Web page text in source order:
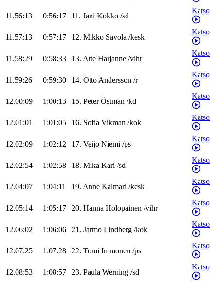
11.56:13 0:56:17 11. Jani Kokko /sd
Katso
11.57:13 0:57:17 12. Mikko Savola /kesk
Katso
11.58:29 0:58:33 13. Atte Harjanne /vihr
Katso
11.59:26 0:59:30 14. OttoAndersson /r
Katso
12.00:09 1:00:13 15. Peter Östman /kd
Katso
12.01:01 1:01:05 16. Sofia Vikman /kok
Katso
12.02:09 1:02:12 17. Veijo Niemi /ps
Katso
12.02:54 1:02:58 18. Mika Kari /sd
Katso
12.04:07 1:04:11 19. Anne Kalmari /kesk
Katso
12.05:14 1:05:17 20. Hanna Holopainen /vihr
Katso
12.06:02 1:06:06 21. Jarmo Lindberg /kok
Katso
12.07:25 1:07:28 22. Tomi Immonen /ps
Katso
12.08:53 1:08:57 23. Paula Werning /sd
Katso